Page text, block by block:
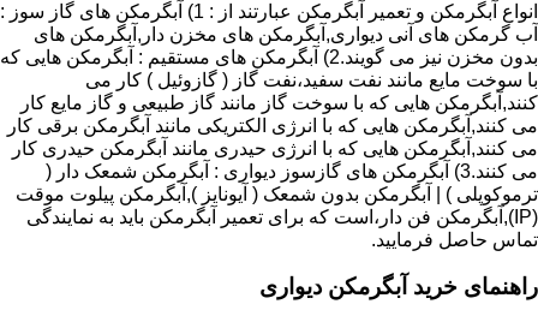
انواع آبگرمکن و تعمیر آبگرمکن عبارتند از : 1) آبگرمکن های گاز سوز :
آب گرمکن های آنی دیواری,آبگرمکن های مخزن دار,آبگرمکن های
بدون مخزن نیز می گویند.2) آبگرمکن های مستقیم : آبگرمکن هایی که
با سوخت مایع مانند نفت سفید،نفت گاز ( گازوئیل ) کار می
کنند,آبگرمکن هایی که با سوخت گاز مانند گاز طبیعی و گاز مایع کار
می کنند,آبگرمکن هایی که با انرژی الکتریکی مانند آبگرمکن برقی کار
می کنند,آبگرمکن هایی که با انرژی حیدری مانند آبگرمکن حیدری کار
می کنند.3) آبگرمکن های گازسوز دیواری : آبگرمکن شمعک دار (
ترموکوپلی ) | آبگرمکن بدون شمعک ( آیونایز ),آبگرمکن پیلوت موقت
(IP),آبگرمکن فن دار،است که برای تعمیر آبگرمکن باید به نمایندگی
تماس حاصل فرمایید.
راهنمای خرید آبگرمکن دیواری